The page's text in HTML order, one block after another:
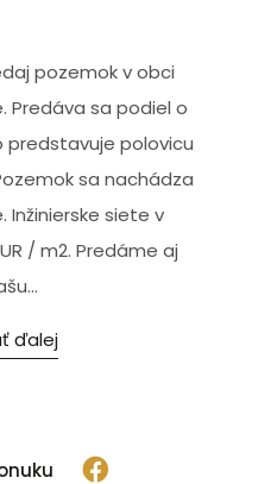
pozemok v obci
Predáva sa podiel o
predstavuje polovicu
sa nachádza
Inžinierske siete v
/ m2. Predáme aj
ďalej